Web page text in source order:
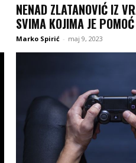
NENAD ZLATANOVIĆ IZ
SVIMA KOJIMA JE
Marko Spirić - maj 9, 2023